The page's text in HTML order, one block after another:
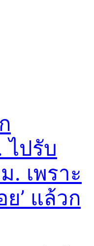
ปรับ
. เพราะ
’ แล้วก